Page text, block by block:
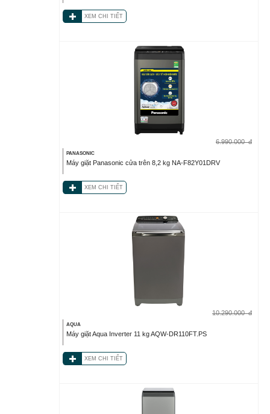
XEM CHI TIẾT
6.990.000 đ
PANASONIC
Máy giặt Panasonic cửa trên 8,2 kg NA-F82Y01DRV
XEM CHI TIẾT
10.290.000 đ
AQUA
Máy giặt Aqua Inverter 11 kg AQW-DR110FT.PS
XEM CHI TIẾT